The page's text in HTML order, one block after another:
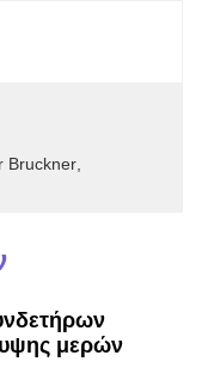
Bruckner
μερών